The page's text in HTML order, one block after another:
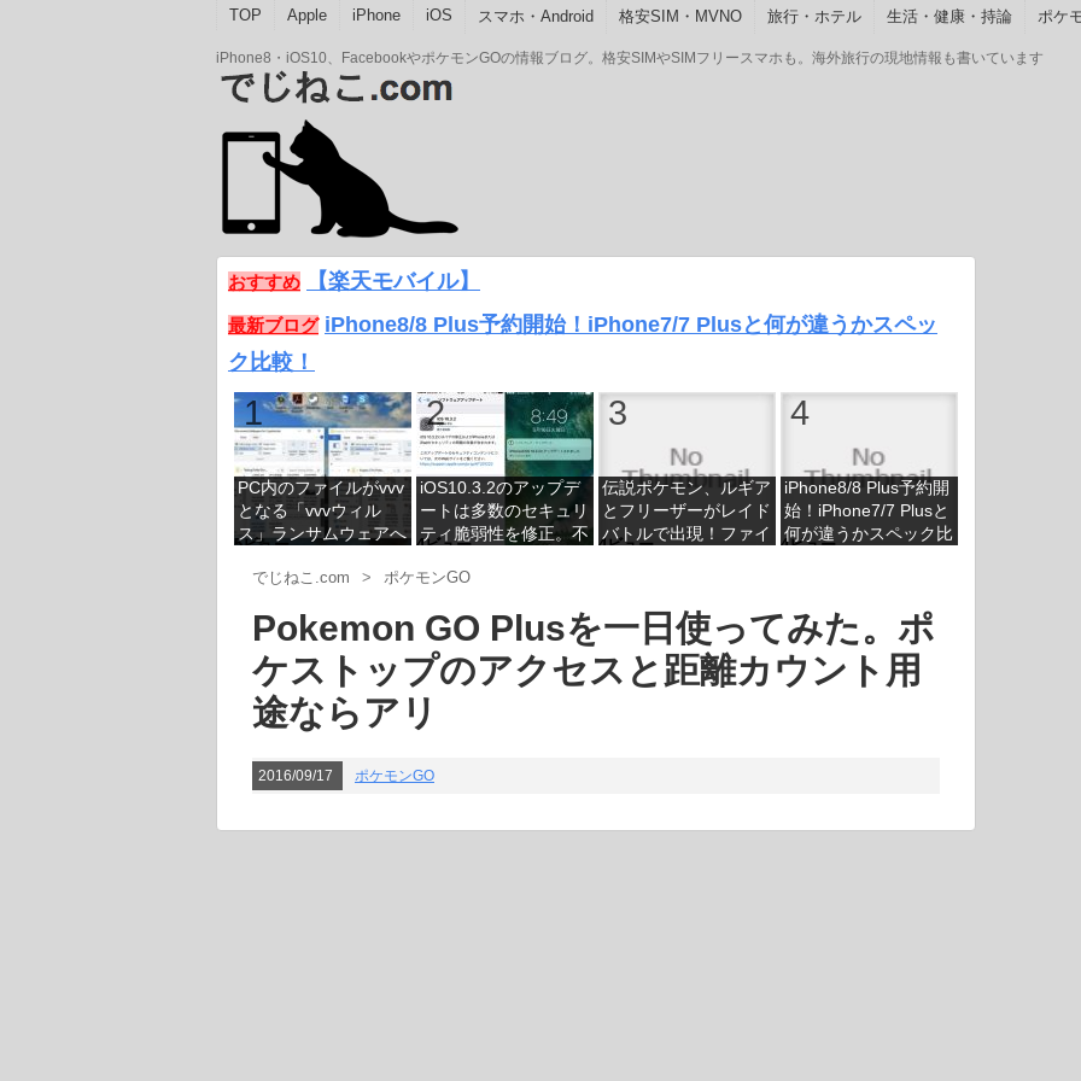
TOP Apple iPhone iOS スマホ・Android 格安SIM・MVNO 旅行・ホテル 生活・健康・持論 ポケ
iPhone8・iOS10、FacebookやポケモンGOの情報ブログ。格安SIMやSIMフリースマホも。海外旅行の現地情報も書いています
おすすめ 【楽天モバイル】
最新ブログ iPhone8/8 Plus予約開始！iPhone7/7 Plusと何が違うかスペッ
ク比較！
PC内のファイルがvvv
となる「vvvウィル
ス」ランサムウェアへ
5ビュー
iOS10.3.2のアップデ
ートは多数のセキュリ
ティ脆弱性を修正。不
4ビュー
伝説ポケモン、ルギア
とフリーザーがレイド
バトルで出現！ファイ
4ビュー
iPhone8/8 Plus予約開
始！iPhone7/7 Plusと
何が違うかスペック比
4ビュー
でじねこ.com
> ポケモンGO
Pokemon GO Plusを一日使ってみた。ポ
ケストップのアクセスと距離カウント用
途ならアリ
2016/09/17 ポケモンGO